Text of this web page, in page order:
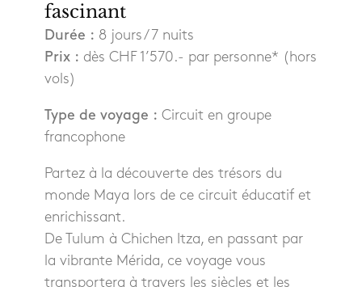
fascinant
Durée : 8 jours / 7 nuits
Prix : dès CHF 1’570.- par personne* (hors
vols)
Type de voyage : Circuit en groupe
francophone
Partez à la découverte des trésors du
monde Maya lors de ce circuit éducatif et
enrichissant.
De Tulum à Chichen Itza, en passant par
la vibrante Mérida, ce voyage vous
transportera à travers les siècles et les